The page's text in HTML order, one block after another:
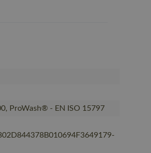
ProWash® - EN ISO 15797